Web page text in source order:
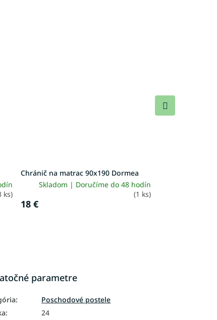
ks)
Chránič na matrac 90x190 Dormea
Skladom | Doručíme do 48 hodín
(1 ks)
18 €
Ďalší
parametre
:
Poschodové postele
:
24